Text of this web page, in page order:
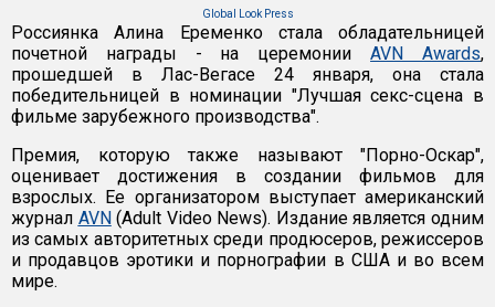
Global Look Press
Россиянка Алина Еременко стала обладательницей
почетной награды - на церемонииAVN Awards,
прошедшей в Лас-Вегасе 24 января, она стала
победительницей в номинации "Лучшая секс-сцена в
фильме зарубежного производства".
Премия, которую также называют "Порно-Оскар",
оценивает достижения в создании фильмов для
взрослых. Ее организатором выступает американский
журнал AVN(Adult Video News). Издание является одним
из самых авторитетных среди продюсеров, режиссеров
и продавцов эротики и порнографии в США и во всем
мире.